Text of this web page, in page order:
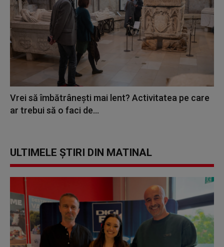
Vrei să îmbătrânești mai lent? Activitatea pe care
ar trebui să o faci de...
ULTIMELE ȘTIRI DIN MATINAL